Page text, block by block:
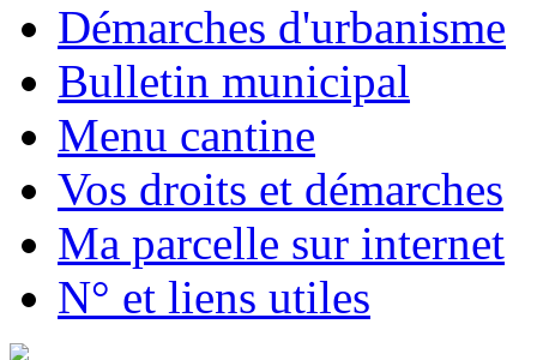
Démarches d'urbanisme
Bulletin municipal
Menu cantine
Vos droits et démarches
Ma parcelle sur internet
N° et liens utiles